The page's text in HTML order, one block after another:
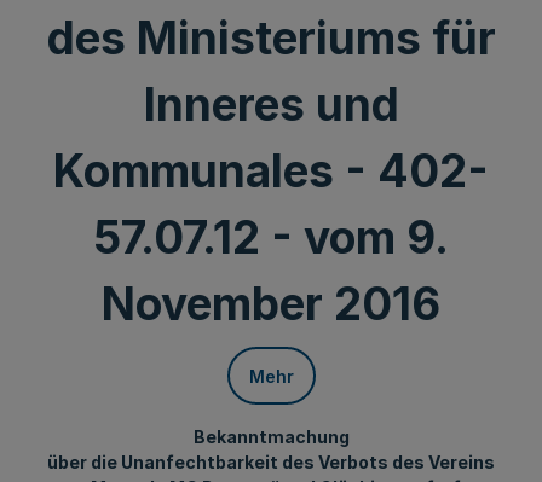
des Ministeriums für
Inneres und
Kommunales - 402-
57.07.12 - vom 9.
November 2016
Mehr
Bekanntmachung
über die Unanfechtbarkeit des Verbots des Vereins